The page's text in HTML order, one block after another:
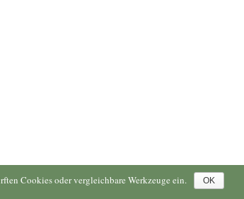
Cookies oder vergleichbare Werkzeuge ein.
OK